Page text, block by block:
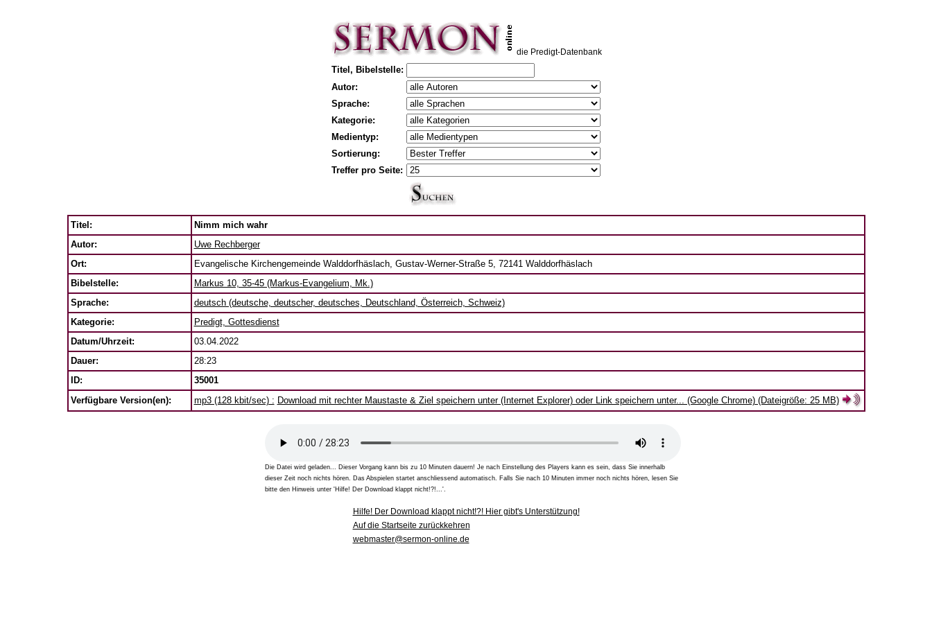
die Predigt-Datenbank
Titel, Bibelstelle:
Autor:
Sprache:
Kategorie:
Medientyp:
Sortierung:
Treffer pro Seite:
Titel:
Nimm mich wahr
Autor:
Uwe Rechberger
Ort:
Evangelische Kirchengemeinde Walddorfhäslach, Gustav-Werner-Straße 5, 72141 Walddorfhäslach
Bibelstelle:
Markus 10, 35-45 (Markus-Evangelium, Mk.)
Sprache:
deutsch (deutsche, deutscher, deutsches, Deutschland, Österreich, Schweiz)
Kategorie:
Predigt, Gottesdienst
Datum/Uhrzeit:
03.04.2022
Dauer:
28:23
ID:
35001
Verfügbare Version(en):
mp3 (128 kbit/sec) : Download mit rechter Maustaste & Ziel speichern unter (Internet Explorer) oder Link speichern unter... (Google Chrome) (Dateigröße: 25 MB)
Die Datei wird geladen... Dieser Vorgang kann bis zu 10 Minuten dauern! Je nach Einstellung des Players kann es sein, dass Sie innerhalb
dieser Zeit noch nichts hören. Das Abspielen startet anschliessend automatisch. Falls Sie nach 10 Minuten immer noch nichts hören, lesen Sie
bitte den Hinweis unter 'Hilfe! Der Download klappt nicht!?!...'.
Hilfe! Der Download klappt nicht!?! Hier gibt's Unterstützung!
Auf die Startseite zurückkehren
webmaster@sermon-online.de